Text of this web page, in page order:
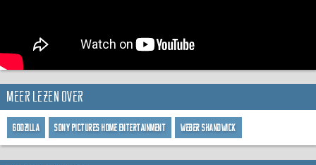
Meer lezen over
Godzilla Sony Pictures Home Entertainment Weber Shandwick